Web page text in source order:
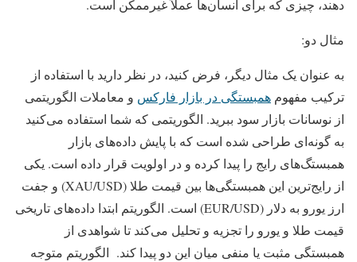
دهند، چیزی که برای انسان‌ها عملاً غیرممکن است.
مثال دو:
به عنوان یک مثال دیگر، فرض کنید، در نظر دارید با استفاده از
ترکیب مفهوم همبستگی در بازار فارکس و معاملات الگوریتمی
از نوسانات بازار سود ببرید. الگوریتمی که شما استفاده می‌کنید
به گونه‌ای طراحی شده است که با پایش داده‌های بازار
همبستگ‌های رایج را پیدا کرده و در اولویت قرار داده است. یکی
از رایج‌ترین این همبستگی‌ها بین قیمت طلا (XAU/USD) و جفت
ارز یورو به دلار (EUR/USD) است. الگوریتم ابتدا داده‌های تاریخی
قیمت طلا و یورو را تجزیه و تحلیل می‌کند تا شواهدی از
همبستگی مثبت یا منفی میان این دو پیدا کند. الگوریتم متوجه